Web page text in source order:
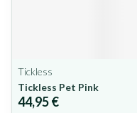
Tickless
Tickless Pet Pink
44,95 €